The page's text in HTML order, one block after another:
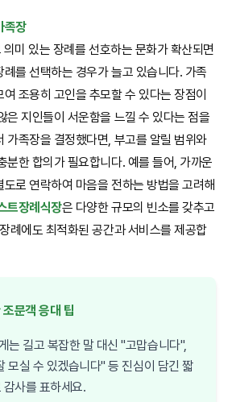
족장
미 있는 장례를 선호하는 문화가 확산되면
를 선택하는 경우가 늘고 있습니다. 가족
조용히 고인을 추모할 수 있다는 장점이
은 지인들이 서운함을 느낄 수 있다는 점을
가족장을 결정했다면, 부고를 알릴 범위와
분한 합의가 필요합니다. 예를 들어, 가까운
로 연락하여 마음을 전하는 방법을 고려해
트장례식장은 다양한 규모의 빈소를 갖추고
례에도 최적화된 공간과 서비스를 제공합
문객 응대 팁
는 길고 복잡한 말 대신 "고맙습니다",
모실 수 있겠습니다" 등 진심이 담긴 짧
감사를 표하세요.